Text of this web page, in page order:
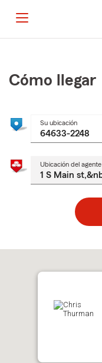
principal
Cómo llegar
Su ubicación
Ubicación del agente